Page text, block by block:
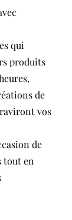
qui
produits
de
vos
de
tout en